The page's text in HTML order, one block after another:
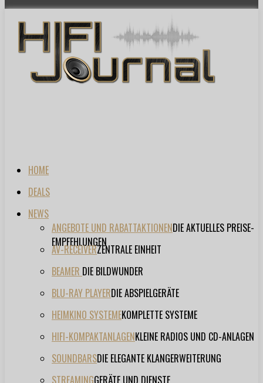
HOME
DEALS
NEWS
ANGEBOTE UND RABATTAKTIONENDIE AKTUELLES PREISE-
EMPFEHLUNGEN
AV-RECEIVERZENTRALE EINHEIT
BEAMER DIE BILDWUNDER
BLU-RAY PLAYERDIE ABSPIELGERÄTE
HEIMKINO SYSTEMEKOMPLETTE SYSTEME
HIFI-KOMPAKTANLAGENKLEINE RADIOS UND CD-ANLAGEN
SOUNDBARSDIE ELEGANTE KLANGERWEITERUNG